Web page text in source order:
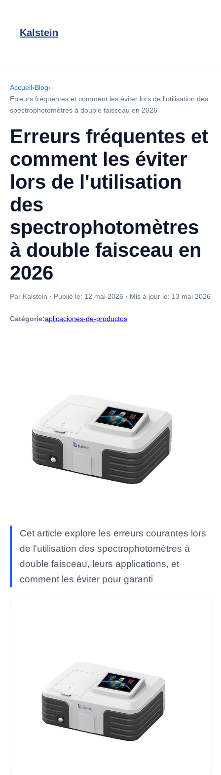
Kalstein
Accueil›Blog›
Erreurs fréquentes et comment les éviter lors de l'utilisation des
spectrophotomètres à double faisceau en 2026
Erreurs fréquentes et
comment les éviter
lors de l'utilisation
des
spectrophotomètres
à double faisceau en
2026
Par Kalstein · Publié le: 12 mai 2026 · Mis à jour le: 13 mai 2026
Catégorie:aplicaciones-de-productos
Cet article explore les erreurs courantes lors
de l'utilisation des spectrophotomètres à
double faisceau, leurs applications, et
comment les éviter pour garanti